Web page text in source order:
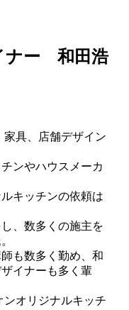
ナー 和田浩
具、店舗デザイン
ンやハウスメーカ
キッチンの依頼は
、数多くの施主を
も数多く勤め、和
イナーも多く輩
ンオリジナルキッチ